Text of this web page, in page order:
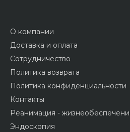
О компании
Доставка и оплата
Сотрудничество
Политика возврата
Политика конфиденциальности
Контакты
Реанимация -
Эндоскопия